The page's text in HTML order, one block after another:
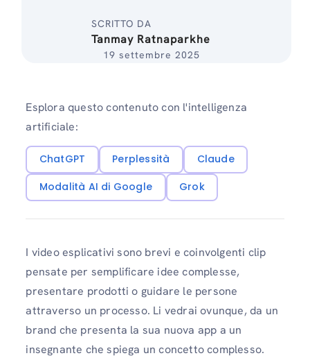
SCRITTO DA
Tanmay Ratnaparkhe
19 settembre 2025
Esplora questo contenuto con l'intelligenza
artificiale:
ChatGPT Perplessità
Claude
Modalità AI di Google
Grok
I video esplicativi sono brevi e coinvolgenti clip
pensate per semplificare idee complesse,
presentare prodotti o guidare le persone
attraverso un processo. Li vedrai ovunque, da un
brand che presenta la sua nuova app a un
insegnante che spiega un concetto complesso.